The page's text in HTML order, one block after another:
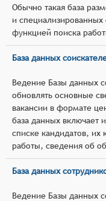
Обычно такая база
и специализированных
функцией поиска
База данных
Ведение Базы данных
обновлять основные
вакансии в формате
база данных включает
списке кандидатов,
работы, сведения об
База данных
Ведение Базы данных